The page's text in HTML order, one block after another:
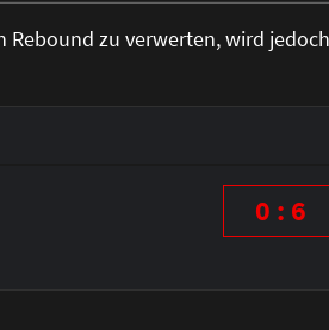
zu verwerten, wird jedoch
0 : 6